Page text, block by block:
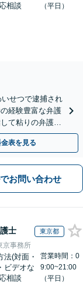
相談
（平日）
いせつで逮捕され
経験豊富な弁護
て粘りの弁護活
表を見る
お問い合わせ
士 東京都
京事務所
法(対面・
ビデオな
相談
営業時間：0
9:00~21:00
（平日）